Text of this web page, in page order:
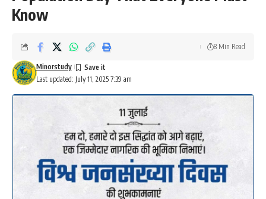
Know
Last updated: July 11, 2025 7:39 am
Minorstudy
8 Min Read